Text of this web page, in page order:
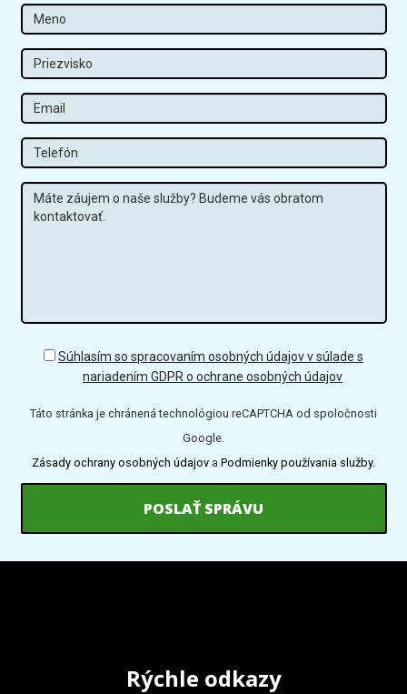
Správa
GDPR
Súhlasím so spracovaním osobných údajov v súlade s
nariadením GDPR o ochrane osobných údajov
Táto stránka je chránená technológiou reCAPTCHA od spoločnosti
Google.
Zásady ochrany osobných údajov a Podmienky používania služby.
Rýchle odkazy